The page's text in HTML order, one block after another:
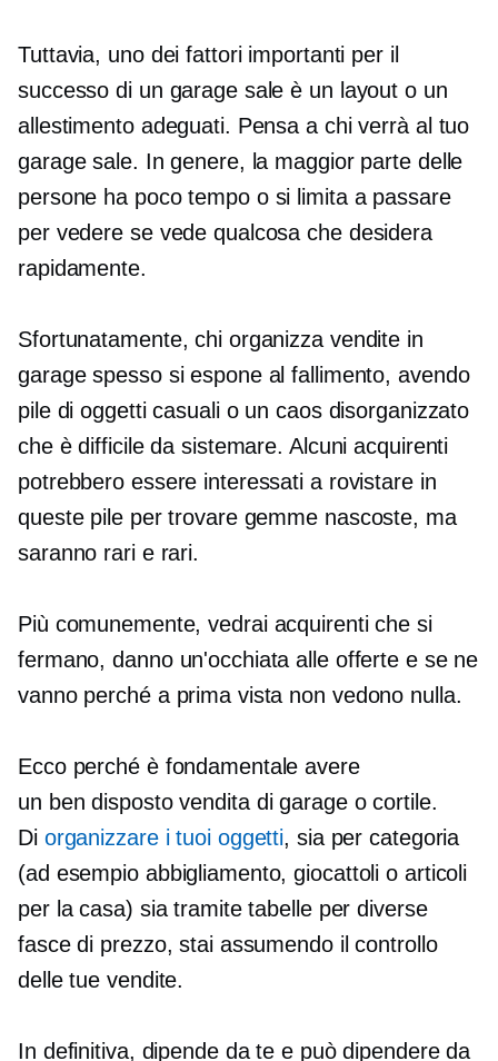
Tuttavia, uno dei fattori importanti per il
successo di un garage sale è un layout o un
allestimento adeguati. Pensa a chi verrà al tuo
garage sale. In genere, la maggior parte delle
persone ha poco tempo o si limita a passare
per vedere se vede qualcosa che desidera
rapidamente.
Sfortunatamente, chi organizza vendite in
garage spesso si espone al fallimento, avendo
pile di oggetti casuali o un caos disorganizzato
che è difficile da sistemare. Alcuni acquirenti
potrebbero essere interessati a rovistare in
queste pile per trovare gemme nascoste, ma
saranno rari e rari.
Più comunemente, vedrai acquirenti che si
fermano, danno un'occhiata alle offerte e se ne
vanno perché a prima vista non vedono nulla.
Ecco perché è fondamentale avere
un ben dispostovendita di garage o cortile.
Di organizzare i tuoi oggetti, sia per categoria
(ad esempio abbigliamento, giocattoli o articoli
per la casa) sia tramite tabelle per diverse
fasce di prezzo, stai assumendo il controllo
delle tue vendite.
In definitiva, dipende da te e può dipendere da